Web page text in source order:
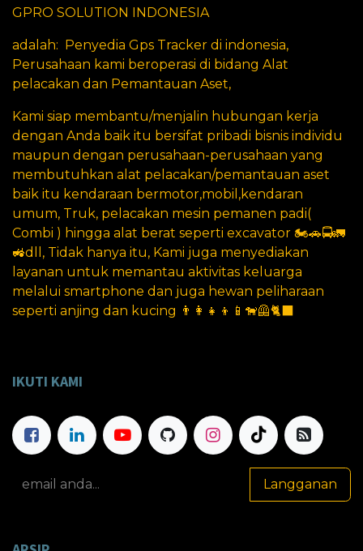
GPRO SOLUTION INDONESIA
adalah: Penyedia Gps Tracker di indonesia,
Perusahaan kami beroperasi di bidang Alat
pelacakan dan Pemantauan Aset,
Kami siap membantu/menjalin hubungan kerja
dengan Anda baik itu bersifat pribadi bisnis individu
maupun dengan perusahaan-perusahaan yang
membutuhkan alat pelacakan/pemantauan aset
baik itu kendaraan bermotor,mobil,kendaran
umum, Truk, pelacakan mesin pemanen padi(
Combi ) hingga alat berat seperti excavator 🏍️🚗🚍🚛
🚜dll, Tidak hanya itu, Kami juga menyediakan
layanan untuk memantau aktivitas keluarga
melalui smartphone dan juga hewan peliharaan
seperti anjing dan kucing 👨‍👩‍👧‍👦📱🐕‍🦺🐈‍⬛
IKUTI KAMI
Langganan